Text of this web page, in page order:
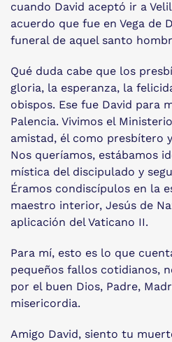
cuando David aceptó ir a
acuerdo que fue en Vega de
funeral de aquel santo
Qué duda cabe que los
gloria, la esperanza, la
obispos. Ese fue David para
Palencia. Vivimos el
amistad, él como presbítero
Nos queríamos, estábamos
mística del discipulado y
Éramos condiscípulos en la
maestro interior, Jesús de
aplicación del Vaticano II.
Para mí, esto es lo que
pequeños fallos cotidianos,
por el buen Dios, Padre,
misericordia.
Amigo David, siento tu